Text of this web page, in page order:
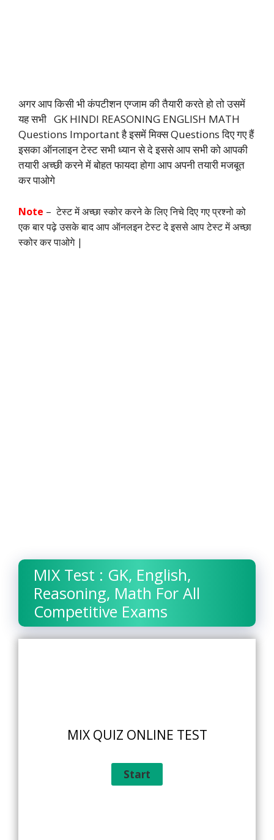
अगर आप किसी भी कंपटीशन एग्जाम की तैयारी करते हो तो उसमें
यह सभी GK HINDI REASONING ENGLISH MATH
Questions Important है इसमें मिक्स Questions दिए गए हैं
इसका ऑनलाइन टेस्ट सभी ध्यान से दे इससे आप सभी को आपकी
तयारी अच्छी करने में बोहत फायदा होगा आप अपनी तयारी मजबूत
कर पाओगे
Note – टेस्ट में अच्छा स्कोर करने के लिए निचे दिए गए प्रश्नो को
एक बार पढ़े उसके बाद आप ऑनलइन टेस्ट दे इससे आप टेस्ट में अच्छा
स्कोर कर पाओगे |
MIX Test : GK, English,
Reasoning, Math For All
Competitive Exams
MIX QUIZ ONLINE TEST